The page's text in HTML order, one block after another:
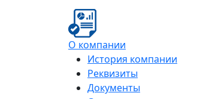
О компании
История компании
Реквизиты
Документы